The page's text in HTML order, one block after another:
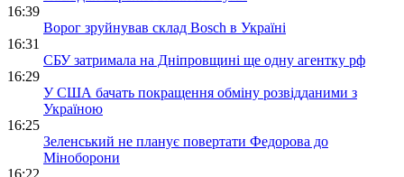
16:39
Ворог зруйнував склад Bosch в Україні
16:31
СБУ затримала на Дніпровщині ще одну агентку рф
16:29
У США бачать покращення обміну розвідданими з
Україною
16:25
Зеленський не планує повертати Федорова до
Міноборони